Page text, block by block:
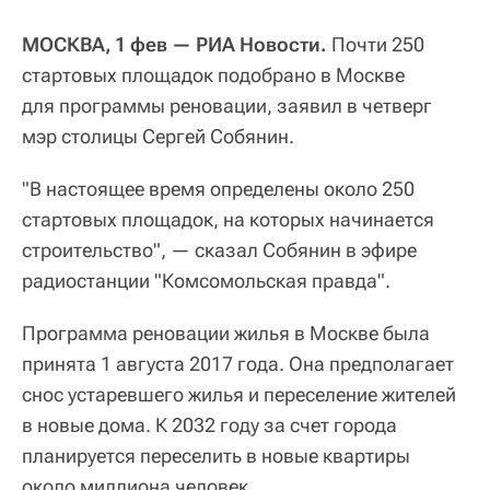
МОСКВА, 1 фев — РИА Новости. Почти 250
стартовых площадок подобрано в Москве
для программы реновации, заявил в четверг
мэр столицы Сергей Собянин.
"В настоящее время определены около 250
стартовых площадок, на которых начинается
строительство", — сказал Собянин в эфире
радиостанции "Комсомольская правда".
Программа реновации жилья в Москве была
принята 1 августа 2017 года. Она предполагает
снос устаревшего жилья и переселение жителей
в новые дома. К 2032 году за счет города
планируется переселить в новые квартиры